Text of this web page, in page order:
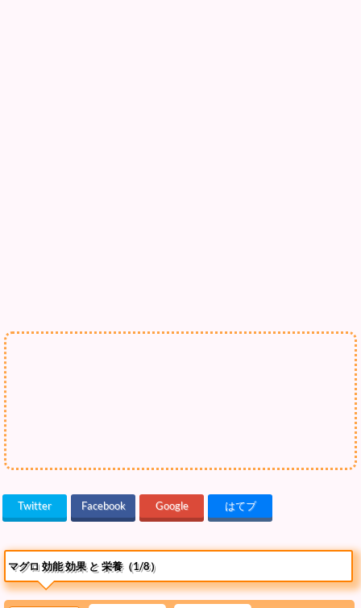
Twitter Facebook Google はてブ
マグロ 効能 効果 と 栄養（1/8）